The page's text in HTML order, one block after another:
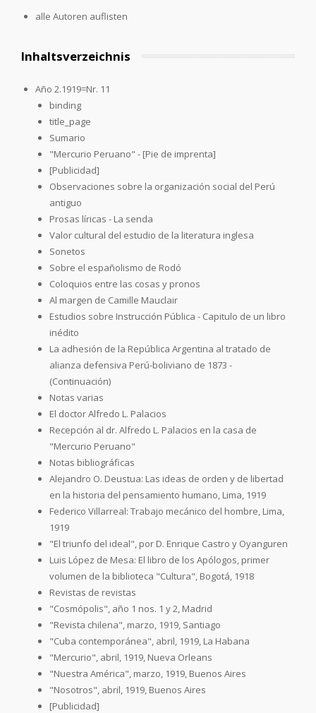
alle Autoren auflisten
Inhaltsverzeichnis
Año 2.1919=Nr. 11
binding
title_page
Sumario
"Mercurio Peruano" - [Pie de imprenta]
[Publicidad]
Observaciones sobre la organización social del Perú
antiguo
Prosas líricas - La senda
Valor cultural del estudio de la literatura inglesa
Sonetos
Sobre el españolismo de Rodó
Coloquios entre las cosas y pronos
Al margen de Camille Mauclair
Estudios sobre Instrucción Pública - Capitulo de un libro
inédito
La adhesión de la República Argentina al tratado de
alianza defensiva Perú-boliviano de 1873 -
(Continuación)
Notas varias
El doctor Alfredo L. Palacios
Recepción al dr. Alfredo L. Palacios en la casa de
"Mercurio Peruano"
Notas bibliográficas
Alejandro O. Deustua: Las ideas de orden y de libertad
en la historia del pensamiento humano, Lima, 1919
Federico Villarreal: Trabajo mecánico del hombre, Lima,
1919
"El triunfo del ideal", por D. Enrique Castro y Oyanguren
Luis López de Mesa: El libro de los Apólogos, primer
volumen de la biblioteca "Cultura", Bogotá, 1918
Revistas de revistas
"Cosmópolis", año 1 nos. 1 y 2, Madrid
"Revista chilena", marzo, 1919, Santiago
"Cuba contemporánea", abril, 1919, La Habana
"Mercurio", abril, 1919, Nueva Orleans
"Nuestra América", marzo, 1919, Buenos Aires
"Nosotros", abril, 1919, Buenos Aires
[Publicidad]